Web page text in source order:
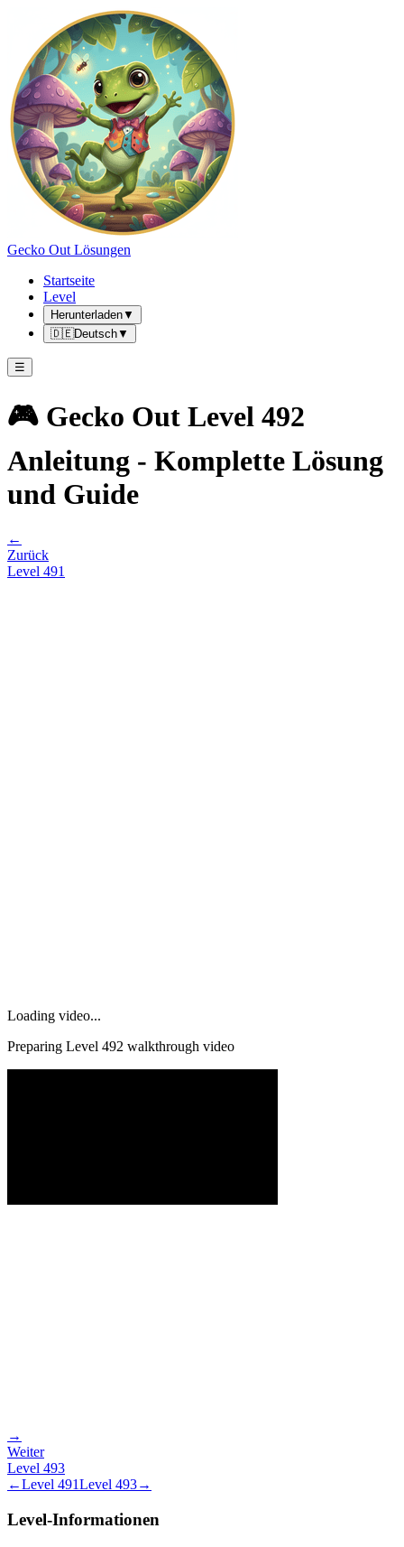
Gecko Out Lösungen
Startseite
Level
Herunterladen▼
🇩🇪Deutsch▼
☰
🎮 Gecko Out Level 492
Anleitung - Komplette Lösung
und Guide
←
Zurück
Level 491
Loading video...
Preparing Level 492 walkthrough video
→
Weiter
Level 493
←Level 491Level 493→
Level-Informationen